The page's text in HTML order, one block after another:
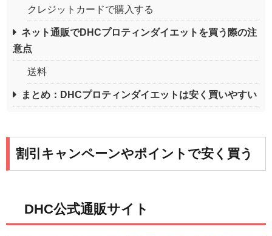
クレジットカードで購入する
ネット通販でDHCプロティンダイエットを買う際の注
意点
送料
まとめ：DHCプロティンダイエットは安く買いやすい
割引キャンペーンやポイントで安く買う
DHC公式通販サイト